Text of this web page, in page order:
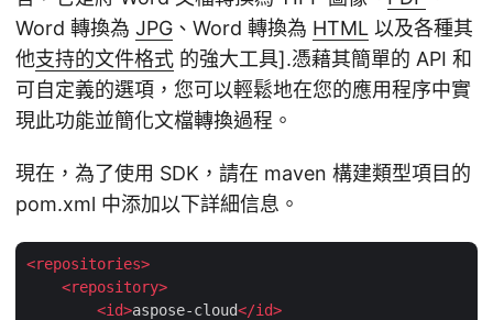
Word 轉換為 JPG 、Word 轉換為 HTML 以及各種其
他支持的文件格式 的強大工具].憑藉其簡單的 API 和
可自定義的選項，您可以輕鬆地在您的應用程序中實
現此功能並簡化文檔轉換過程。
現在，為了使用 SDK，請在 maven 構建類型項目的
pom.xml 中添加以下詳細信息。
<repositories>
<repository>
<id>aspose-cloud</id>